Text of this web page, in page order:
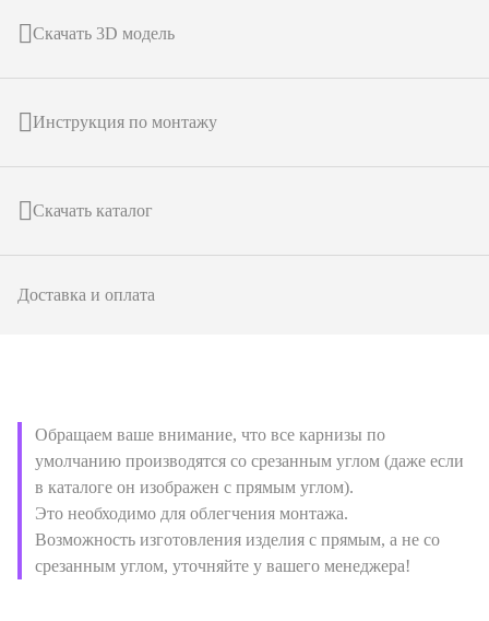
Скачать 3D модель
Инструкция по монтажу
Скачать каталог
Доставка и оплата
Обращаем ваше внимание, что все карнизы по
умолчанию производятся со срезанным углом (даже если
в каталоге он изображен с прямым углом).
Это необходимо для облегчения монтажа.
Возможность изготовления изделия с прямым, а не со
срезанным углом, уточняйте у вашего менеджера!